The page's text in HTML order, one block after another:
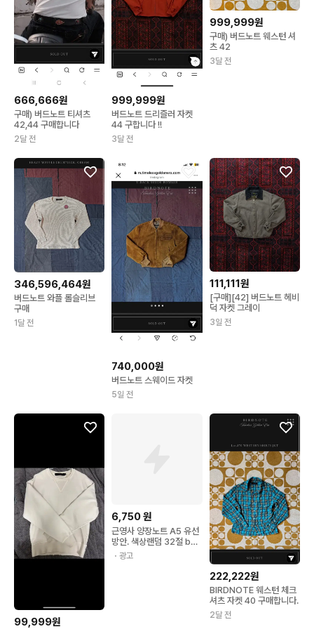
666,666원
구매) 버드노트 티셔츠
42,44 구매합니다
2달 전
999,999원
버드노트 드리즐러 자켓
44 구합니다 !!
3달 전
999,999원
구매) 버드노트 웨스턴 셔
츠 42
3달 전
346,596,464원
버드노트 와플 롤슬리브
구매
1달 전
740,000원
버드노트 스웨이드 자켓
5일 전
111,111원
[구매][42] 버드노트 헤비
덕 자켓 그레이
3일 전
99,999원
6,750원
근영사 양장노트 A5 유선
방안. 색상랜덤 32절 bbr
+k28BUd
・광고
222,222원
BIRDNOTE 웨스턴 체크
셔츠 자켓 40 구매합니다.
2달 전